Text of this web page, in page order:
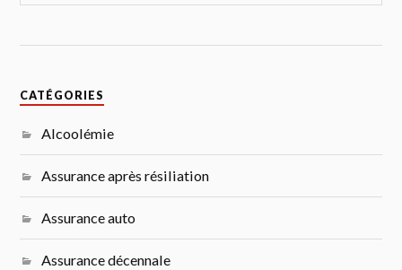
CATÉGORIES
Alcoolémie
Assurance après résiliation
Assurance auto
Assurance décennale